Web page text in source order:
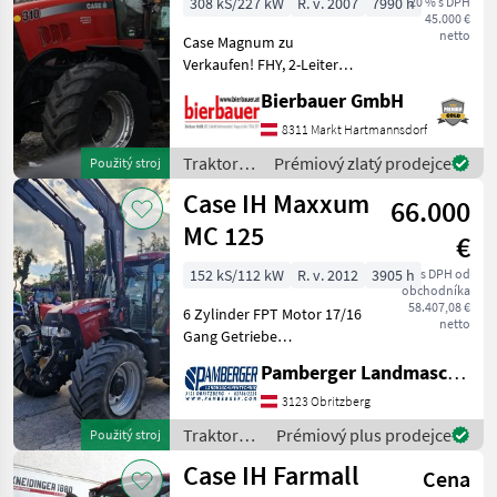
Použitý stroj
45.000 €
netto
Case Magnum zu
Verkaufen! FHY, 2-Leiter
Federung,
Spurführungssystem
Trimble Bei Interesse an
dieser Maschine oder
Fragen zum techni
Bierbauer GmbH
8311 Markt Hartmannsdorf
Traktory /
Case IH
Prémiový zlatý prodejce
Použitý stroj
Case IH Maxxum
MC 125
66.000
€
s DPH od
obchodníka
58.407,08 €
netto
152 kS/112 kW R. v. 2012
3905 h
6 Zylinder FPT Motor 17/16
Gang Getriebe
Frontzapfwelle Frontlader
Hydrac EK 2300 mit EURO
Aufnahme Multikuppler 3.
Funktion Klimaanlage
Druck
Pamberger Landmaschinentechnik GmbH
3123 Obritzberg
Traktory /
Case IH
Prémiový plus prodejce
Case IH Farmall
Cena